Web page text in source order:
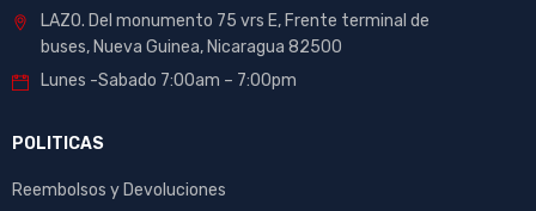
LAZO. Del monumento 75 vrs E, Frente terminal de
buses, Nueva Guinea, Nicaragua 82500
Lunes -Sabado 7:00am – 7:00pm
POLITICAS
Reembolsos y Devoluciones